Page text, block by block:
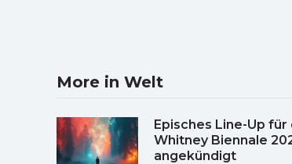
More in Welt
Episches Line-Up für
Whitney Biennale
angekündigt